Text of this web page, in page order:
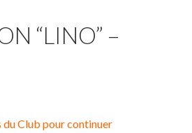
“LINO” –
du Club pour continuer